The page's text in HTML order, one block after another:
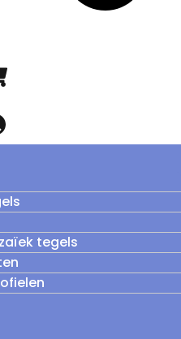
tegels